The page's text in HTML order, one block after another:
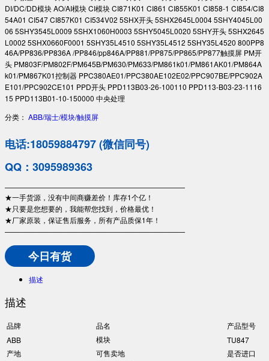
DI/DC/DD模块 AO/AI模块 CI模块 CI871K01 CI861 CI855K01 CI858-1 CI854/CI8
54A01 CI547 CI857K01 CI534V02 5SHX开头 5SHX2645L0004 5SHY4045L00
06 5SHY3545L0009 5SHX1060H0003 5SHY5045L0020 5SHY开头 5SHX2645
L0002 5SHX0660F0001 5SHY35L4510 5SHY35L4512 5SHY35L4520 800PP8
46A/PP836/PP836A /PP846/pp846A/PP881/PP875/PP865/PP877触摸屏 PM开
头 PM803F/PM802F/PM645B/PM630/PM633/PM861k01/PM861AK01/PM864A
k01/PM867K01控制器 PPC380AE01/PPC380AE102E02/PPC907BE/PPC902A
E101/PPC902CE101 PPD开头 PPD113B03-26-100110 PPD113-B03-23-1116
15 PPD113B01-10-150000 中央处理
分类： ABB/瑞士/模块/触摸屏
电话:18059884797 (微信同号)
QQ：3095989363
—————————————————————————
★一手货源，没有中间商赚差价！库存1个亿！
★只要是您想要的，我能帮您找到，价格最优！
★厂家原装，保证售后服务，所有产品质保1年！
—————————————————————————
今日有货
描述
描述
品牌 品名
产品型号
ABB
模块
TU847
产地
可售卖地
是否进口